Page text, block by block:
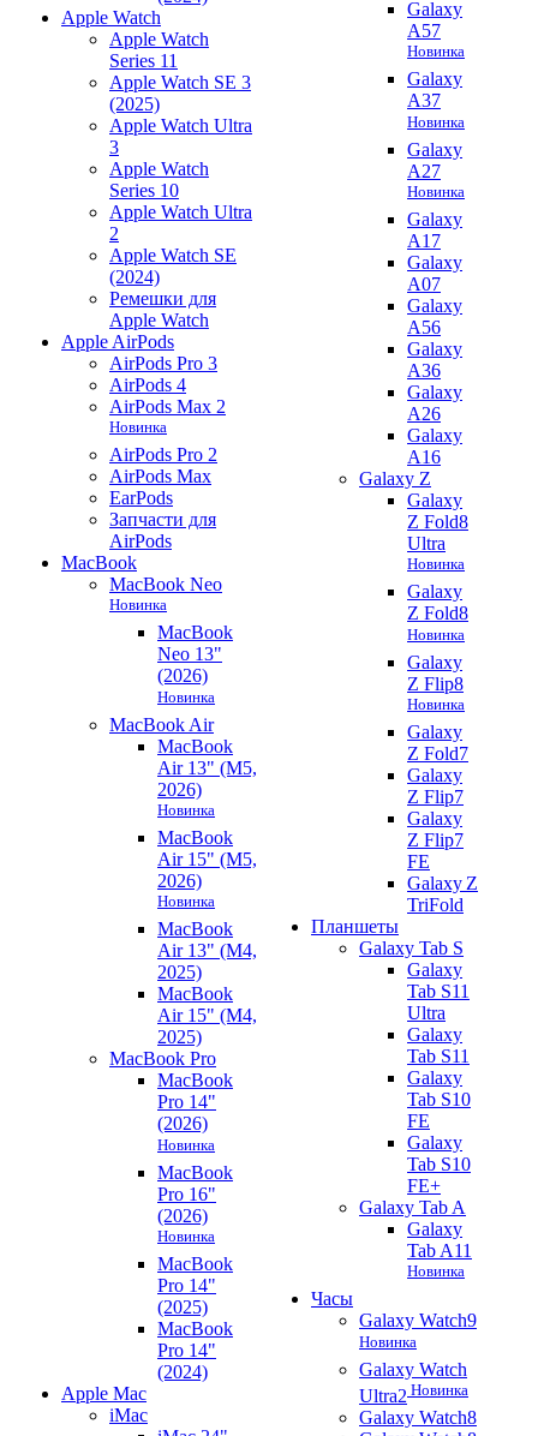
Apple Watch
Apple Watch
Series 11
Apple Watch SE 3
(2025)
Apple Watch Ultra
3
Apple Watch
Series 10
Apple Watch Ultra
2
Apple Watch SE
(2024)
Ремешки для
Apple Watch
Apple AirPods
AirPods Pro 3
AirPods 4
AirPods Max 2
Новинка
AirPods Pro 2
AirPods Max
EarPods
Запчасти для
AirPods
MacBook
MacBook Neo
Новинка
MacBook
Neo 13"
(2026)
Новинка
MacBook Air
MacBook
Air 13" (M5,
2026)
Новинка
MacBook
Air 15" (M5,
2026)
Новинка
MacBook
Air 13" (M4,
2025)
MacBook
Air 15" (M4,
2025)
MacBook Pro
MacBook
Pro 14"
(2026)
Новинка
MacBook
Pro 16"
(2026)
Новинка
MacBook
Pro 14"
(2025)
MacBook
Pro 14"
(2024)
Apple Mac
iMac
Galaxy
A57
Новинка
Galaxy
A37
Новинка
Galaxy
A27
Новинка
Galaxy
A17
Galaxy
A07
Galaxy
A56
Galaxy
A36
Galaxy
A26
Galaxy
A16
Galaxy Z
Galaxy
Z Fold8
Ultra
Новинка
Galaxy
Z Fold8
Новинка
Galaxy
Z Flip8
Новинка
Galaxy
Z Fold7
Galaxy
Z Flip7
Galaxy
Z Flip7
FE
Galaxy Z
TriFold
Планшеты
Galaxy Tab S
Galaxy
Tab S11
Ultra
Galaxy
Tab S11
Galaxy
Tab S10
FE
Galaxy
Tab S10
FE+
Galaxy Tab A
Galaxy
Tab A11
Новинка
Часы
Galaxy Watch9
Новинка
Galaxy Watch
Ultra2 Новинка
Galaxy Watch8